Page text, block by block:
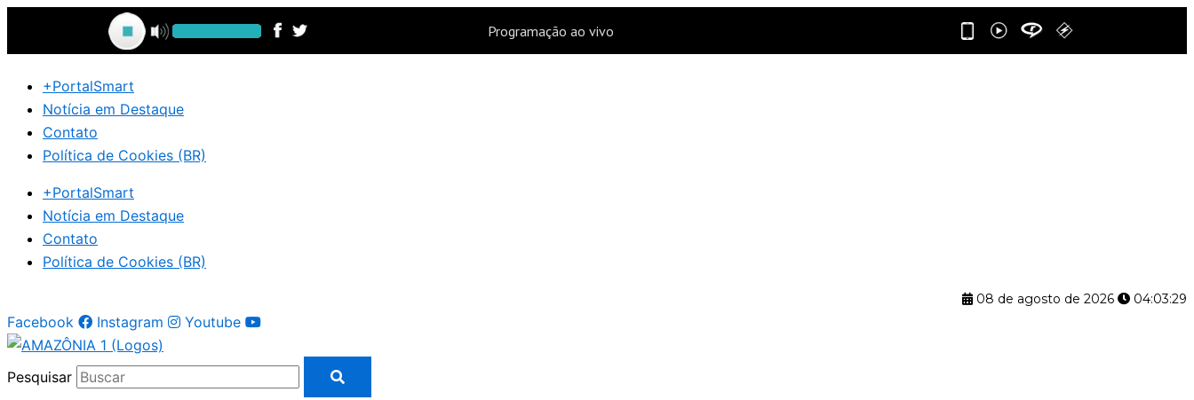
Ir
o
conteúdo+PortalSmart
Notícia em Destaque
Contato
Política de Cookies (BR)
+PortalSmart
Notícia em Destaque
Contato
Política de Cookies (BR)
08 de agosto de 2026 04:03:30
Facebook Instagram Youtube
Pesquisar